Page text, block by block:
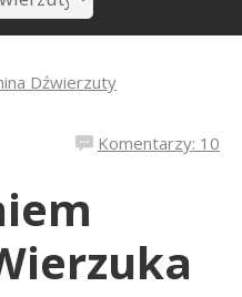
Dźwierzuty
Komentarzy: 10